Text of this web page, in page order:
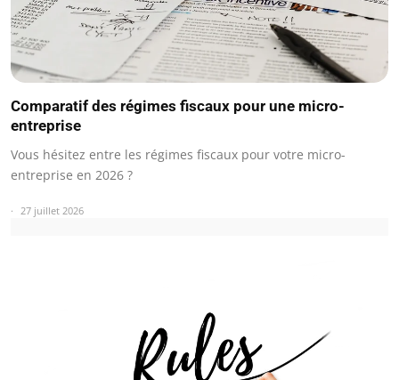
Comparatif des régimes fiscaux pour une micro-
entreprise
Vous hésitez entre les régimes fiscaux pour votre micro-
entreprise en 2026 ?
27 juillet 2026